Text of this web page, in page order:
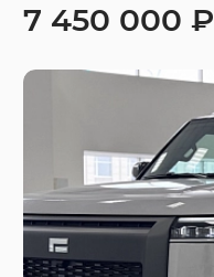
7 450 000 ₽